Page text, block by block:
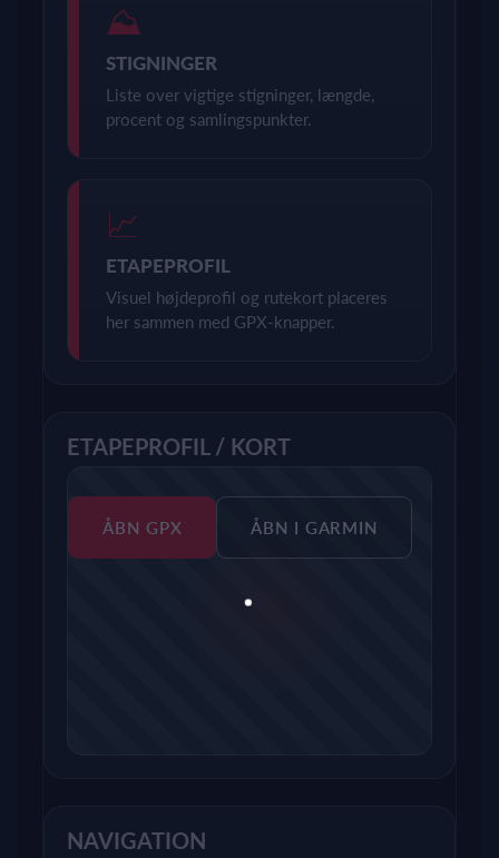
⛰
STIGNINGER
Liste over vigtige stigninger, længde,
procent og samlingspunkter.
📈
ETAPEPROFIL
Visuel højdeprofil og rutekort placeres
her sammen med GPX-knapper.
ETAPEPROFIL / KORT
ÅBN GPX ÅBN I GARMIN
NAVIGATION